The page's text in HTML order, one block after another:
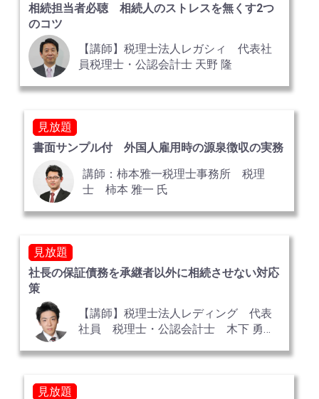
相続担当者必聴 相続人のストレスを無くす2つ
のコツ
【講師】税理士法人レガシィ 代表社
員税理士・公認会計士 天野 隆
見放題
書面サンプル付 外国人雇用時の源泉徴収の実務
講師：柿本雅一税理士事務所 税理
士 柿本 雅一 氏
見放題
社長の保証債務を承継者以外に相続させない対応
策
【講師】税理士法人レディング 代表
社員 税理士・公認会計士 木下 勇人
見放題